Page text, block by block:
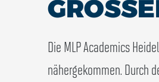
Die MLP Academics
nähergekommen. Durch